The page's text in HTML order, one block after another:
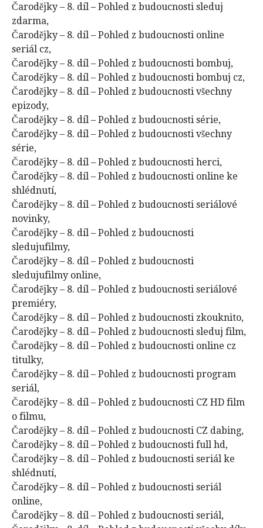
Čarodějky – 8. díl – Pohled z budoucnosti sleduj
zdarma,
Čarodějky – 8. díl – Pohled z budoucnosti online
seriál cz,
Čarodějky – 8. díl – Pohled z budoucnosti bombuj,
Čarodějky – 8. díl – Pohled z budoucnosti bombuj cz,
Čarodějky – 8. díl – Pohled z budoucnosti všechny
epizody,
Čarodějky – 8. díl – Pohled z budoucnosti série,
Čarodějky – 8. díl – Pohled z budoucnosti všechny
série,
Čarodějky – 8. díl – Pohled z budoucnosti herci,
Čarodějky – 8. díl – Pohled z budoucnosti online ke
shlédnutí,
Čarodějky – 8. díl – Pohled z budoucnosti seriálové
novinky,
Čarodějky – 8. díl – Pohled z budoucnosti
sledujufilmy,
Čarodějky – 8. díl – Pohled z budoucnosti
sledujufilmy online,
Čarodějky – 8. díl – Pohled z budoucnosti seriálové
premiéry,
Čarodějky – 8. díl – Pohled z budoucnosti zkouknito,
Čarodějky – 8. díl – Pohled z budoucnosti sleduj film,
Čarodějky – 8. díl – Pohled z budoucnosti online cz
titulky,
Čarodějky – 8. díl – Pohled z budoucnosti program
seriál,
Čarodějky – 8. díl – Pohled z budoucnosti CZ HD film
o filmu,
Čarodějky – 8. díl – Pohled z budoucnosti CZ dabing,
Čarodějky – 8. díl – Pohled z budoucnosti full hd,
Čarodějky – 8. díl – Pohled z budoucnosti seriál ke
shlédnutí,
Čarodějky – 8. díl – Pohled z budoucnosti seriál
online,
Čarodějky – 8. díl – Pohled z budoucnosti seriál,